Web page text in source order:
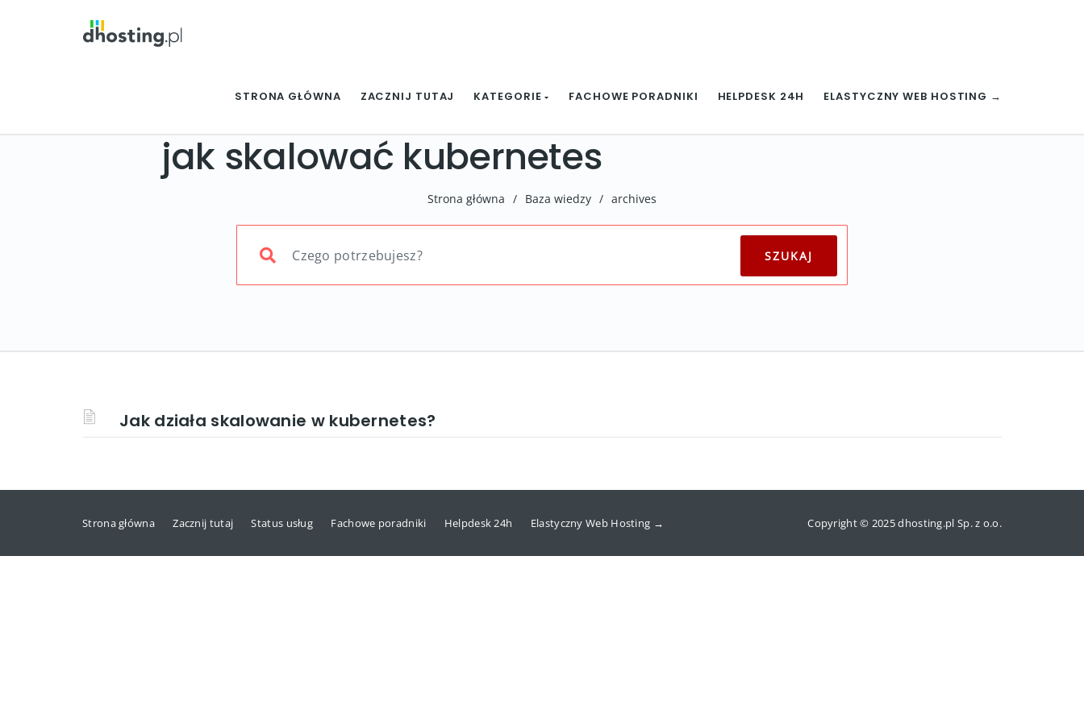
STRONA GŁÓWNA ZACZNIJ TUTAJ KATEGORIE FACHOWE PORADNIKI HELPDESK 24H ELASTYCZNY WEB HOSTING →
jak skalować kubernetes
Strona główna / Baza wiedzy / archives
Jak działa skalowanie w kubernetes?
Strona główna Zacznij tutaj Status usług Fachowe poradniki Helpdesk 24h Elastyczny Web Hosting → Copyright © 2025 dhosting.pl Sp. z o.o.